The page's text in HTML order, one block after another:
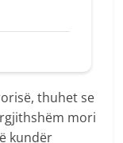
thuhet se
mori
kundër